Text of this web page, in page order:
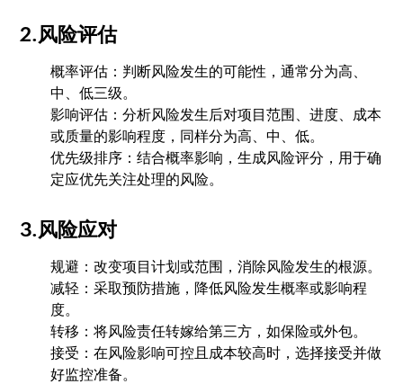
2.风险评估
概率评估：判断风险发生的可能性，通常分为高、
中、低三级。
影响评估：分析风险发生后对项目范围、进度、成本
或质量的影响程度，同样分为高、中、低。
优先级排序：结合概率影响，生成风险评分，用于确
定应优先关注处理的风险。
3.风险应对
规避：改变项目计划或范围，消除风险发生的根源。
减轻：采取预防措施，降低风险发生概率或影响程
度。
转移：将风险责任转嫁给第三方，如保险或外包。
接受：在风险影响可控且成本较高时，选择接受并做
好监控准备。